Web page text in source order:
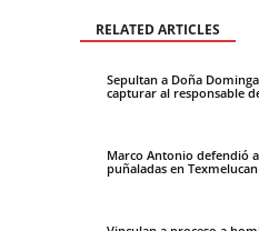
RELATED ARTICLES
Sepultan a Doña
capturar al responsable
Marco Antonio defendió
puñaladas en Texmelucan